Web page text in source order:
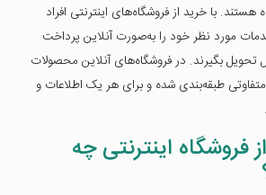
با خرید از فروشگاه‌های اینترنتی افراد
مورد نظر خود را به‌صورت آنلاین پرداخت
تحویل بگیرند. در فروشگاه‌‌های آنلاین محصولات
طبقه‌بندی شده و برای هر یک اطلاعات و
فروشگاه اینترنتی چه